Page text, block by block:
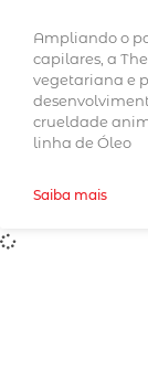
Ampliando o
capilares, a
vegetariana e
crueldade
linha de Óleo
Saiba mais